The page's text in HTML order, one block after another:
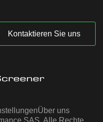
Kontaktieren Sie uns
Über uns